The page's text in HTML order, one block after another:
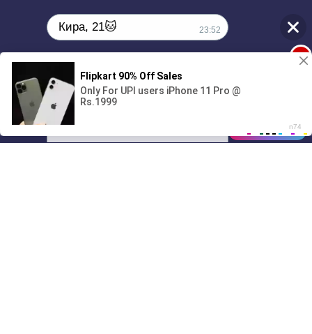
01/07
00:00
Кира, 21🐱 23:52
Поиграешь со мной? 💖🐾
23:52
1